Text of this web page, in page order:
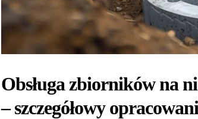
Obsługa zbiorników na
– szczegółowy